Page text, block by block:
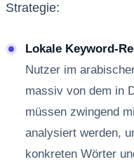
Strategie:
Lokale Keyword-
Nutzer im
massiv von dem in
müssen zwingend
analysiert werden,
konkreten Wörter